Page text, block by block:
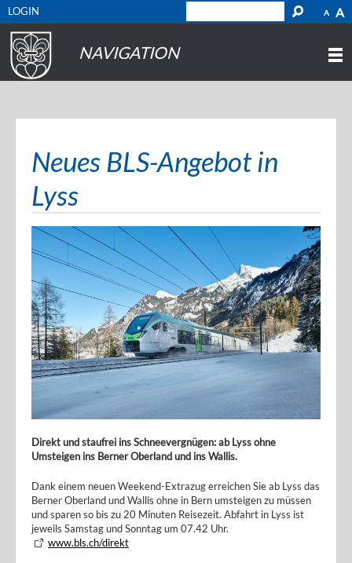
A A
LOGIN
NAVIGATION
Neues BLS-Angebot in
Lyss
Direkt und staufrei ins Schneevergnügen: ab Lyss ohne
Umsteigen ins Berner Oberland und ins Wallis.
Dank einem neuen Weekend-Extrazug erreichen Sie ab Lyss das
Berner Oberland und Wallis ohne in Bern umsteigen zu müssen
und sparen so bis zu 20 Minuten Reisezeit. Abfahrt in Lyss ist
jeweils Samstag und Sonntag um 07.42 Uhr.
www.bls.ch/direkt